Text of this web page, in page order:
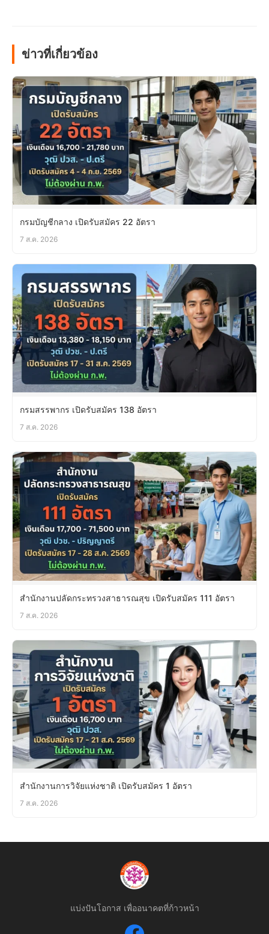
ข่าวที่เกี่ยวข้อง
กรมบัญชีกลาง เปิดรับสมัคร 22 อัตรา
7 ส.ค. 2026
กรมสรรพากร เปิดรับสมัคร 138 อัตรา
7 ส.ค. 2026
สำนักงานปลัดกระทรวงสาธารณสุข เปิดรับสมัคร 111 อัตรา
7 ส.ค. 2026
สำนักงานการวิจัยแห่งชาติ เปิดรับสมัคร 1 อัตรา
7 ส.ค. 2026
แบ่งปันโอกาส เพื่ออนาคตที่ก้าวหน้า